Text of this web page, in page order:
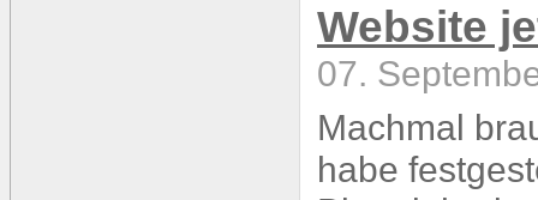
Website
07.
Machmal
habe